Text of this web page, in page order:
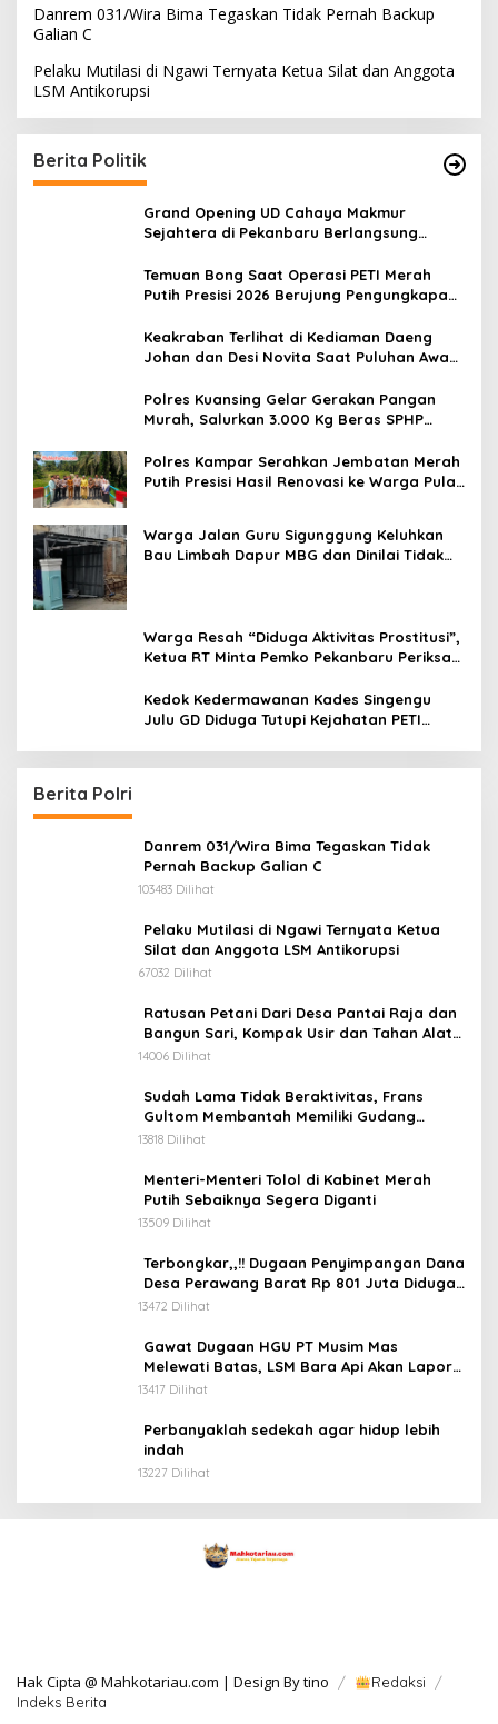
Danrem 031/Wira Bima Tegaskan Tidak Pernah Backup
Galian C
Pelaku Mutilasi di Ngawi Ternyata Ketua Silat dan Anggota
LSM Antikorupsi
Berita Politik
Grand Opening UD Cahaya Makmur
Sejahtera di Pekanbaru Berlangsung
Temuan Bong Saat Operasi PETI Merah
Putih Presisi 2026 Berujung Pengungkapan
Keakraban Terlihat di Kediaman Daeng
Johan dan Desi Novita Saat Puluhan Awak
Grup Info Lalu Lintas sekaligus Doa
Syukuran Menempati Rumah.
Polres Kuansing Gelar Gerakan Pangan
Murah, Salurkan 3.000 Kg Beras SPHP
Polres Kampar Serahkan Jembatan Merah
Putih Presisi Hasil Renovasi ke Warga Pulau
Warga Jalan Guru Sigunggung Keluhkan
Bau Limbah Dapur MBG dan Dinilai Tidak
Warga Resah “Diduga Aktivitas Prostitusi”,
Ketua RT Minta Pemko Pekanbaru Periksa
Jalan Tanjung Datuk
Kedok Kedermawanan Kades Singengu
Julu GD Diduga Tutupi Kejahatan PETI
Berita Polri
Danrem 031/Wira Bima Tegaskan Tidak
Pernah Backup Galian C
103483 Dilihat
Pelaku Mutilasi di Ngawi Ternyata Ketua
Silat dan Anggota LSM Antikorupsi
67032 Dilihat
Ratusan Petani Dari Desa Pantai Raja dan
Bangun Sari, Kompak Usir dan Tahan Alat
Berat Milik Hanafi Cs.
14006 Dilihat
Sudah Lama Tidak Beraktivitas, Frans
Gultom Membantah Memiliki Gudang
Penimbunan BBM
13818 Dilihat
Menteri-Menteri Tolol di Kabinet Merah
Putih Sebaiknya Segera Diganti
13509 Dilihat
Terbongkar,,!! Dugaan Penyimpangan Dana
Desa Perawang Barat Rp 801 Juta Diduga
Tidak Jelas Penggunaannya
13472 Dilihat
Gawat Dugaan HGU PT Musim Mas
Melewati Batas, LSM Bara Api Akan Lapor
ke APH dan Satgas PKH
13417 Dilihat
Perbanyaklah sedekah agar hidup lebih
indah
13227 Dilihat
Hak Cipta @ Mahkotariau.com | Design By tino
Redaksi
Indeks Berita